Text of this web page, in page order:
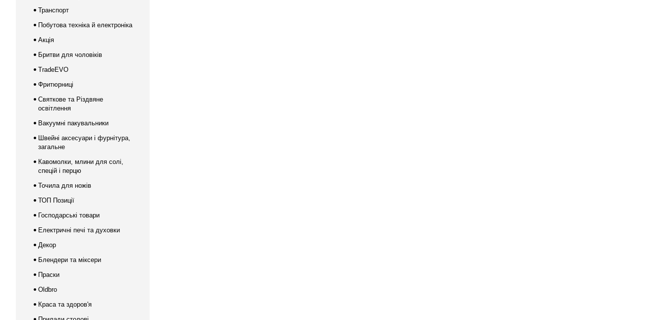
Транспорт
Побутова техніка й електроніка
Акція
Бритви для чоловіків
TradeEVO
Фритюрниці
Святкове та Різдвяне
освітлення
Вакуумні пакувальники
Швейні аксесуари і фурнітура,
загальне
Кавомолки, млини для солі,
спецій і перцю
Точила для ножів
ТОП Позиції
Господарські товари
Електричні печі та духовки
Декор
Блендери та міксери
Праски
Oldbro
Краса та здоров'я